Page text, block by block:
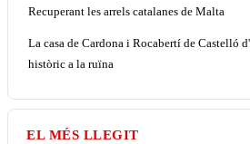
Recuperant les arrels catalanes de Malta
La casa de Cardona i Rocabertí de Castelló
històric a la ruïna
EL MÉS LLEGIT